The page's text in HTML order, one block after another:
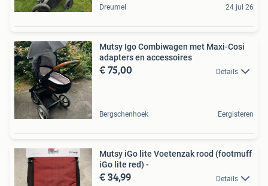
Dreumel 24 jul 26
Mutsy Igo Combiwagen met Maxi-Cosi
adapters en accessoires
€ 75,00 Details
Bergschenhoek Eergisteren
Mutsy iGo lite Voetenzak rood (footmuff
iGo lite red) -
€ 34,99 Details